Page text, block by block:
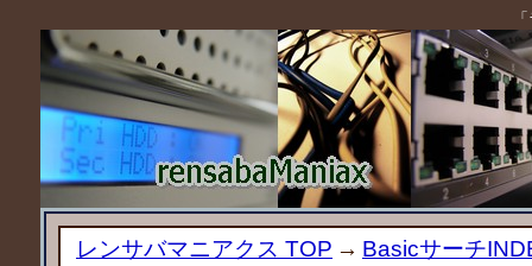
レンサバマニアクス TOP → Basicサーチ